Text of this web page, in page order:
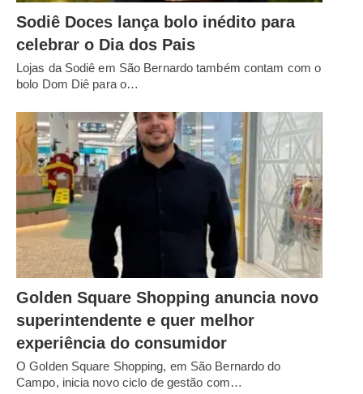
Sodiê Doces lança bolo inédito para
celebrar o Dia dos Pais
Lojas da Sodiê em São Bernardo também contam com o
bolo Dom Diê para o…
Golden Square Shopping anuncia novo
superintendente e quer melhor
experiência do consumidor
O Golden Square Shopping, em São Bernardo do
Campo, inicia novo ciclo de gestão com…